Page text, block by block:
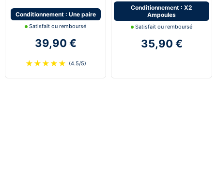
Conditionnement : Une paire
Satisfait ou remboursé
39,90 €
★ ★ ★ ★ ★ (4.5/5)
paireConditionnement : X2
Ampoules
Satisfait ou remboursé
35,90 €